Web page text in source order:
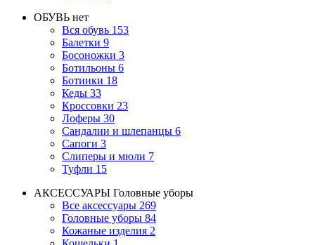
ОБУВЬ нет
Вся обувь 153
Балетки 9
Босоножки 3
Ботильоны 6
Ботинки 18
Кеды 33
Кроссовки 23
Лоферы 30
Сандалии и шлепанцы 6
Сапоги 3
Слиперы и мюли 7
Туфли 15
АКСЕССУАРЫ Головные уборы
Все аксессуары 269
Головные уборы 84
Кожаные изделия 2